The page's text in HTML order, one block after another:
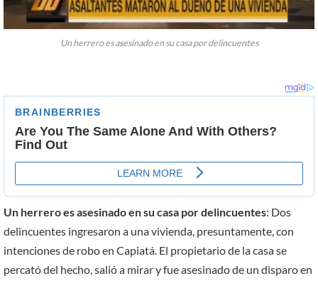
Un herrero es asesinado en su casa por delincuentes
Un herrero es asesinado en su casa por delincuentes: Dos
delincuentes ingresaron a una vivienda, presuntamente, con
intenciones de robo en Capiatá. El propietario de la casa se
percató del hecho, salió a mirar y fue asesinado de un disparo en